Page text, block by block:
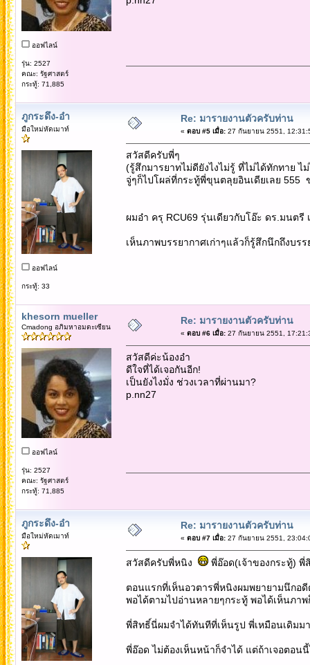
ออฟไลน์
รุ่น: 2527
คณะ: รัฐศาสตร์
กระทู้: 71,885
ภูกระดึง-อ๋า
มือใหม่หัดเมาท์
ออฟไลน์
กระทู้: 33
Re: มารายงานตัวครับท่าน
« ตอบ #5 เมื่อ:27 กันยายน 2551,
สวัสดีครับพี่ๆ
(รู้สึกมารยาทไม่ดียังไงไม่รู้ ที่ไม่ได้ทักทาย ไ
จู่ๆก็ไปโผล่ที่กระทู้พี่ขุนตลุยอินเดียเลย 555
ผมอ๋า ครุ RCU69 รุ่นเดียวกับโอ๊ะ ดร.มนต
เห็นภาพบรรยากาศเก่าๆแล้วก็รู้สึกนึกถึงบร
khesorn mueller
Cmadong อภิมหาอมตะเซียน
ออฟไลน์
รุ่น: 2527
คณะ: รัฐศาสตร์
กระทู้: 71,885
Re: มารายงานตัวครับท่าน
« ตอบ #6 เมื่อ:27 กันยายน 2551,
สวัสดีค่ะน้องอ๋า
ดีใจที่ได้เจอกันอีก!
เป็นยังไงมั่ง ช่วงเวลาที่ผ่านมา?
p.nn27
ภูกระดึง-อ๋า
มือใหม่หัดเมาท์
Re: มารายงานตัวครับท่าน
« ตอบ #7 เมื่อ:27 กันยายน 2551,
สวัสดีครับพี่หนิง พี่อ๊อด(เจ้าของกระทู้) พี่
ตอนแรกที่เห็นอวตารพี่หนิงผมพยายามนึกอ
พอได้ตามไปอ่านหลายๆกระทู้ พอได้เห็นภาพ
พี่สิทธิ์นี่ผมจำได้ทันทีที่เห็นรูป พี่เหมือนเดิมม
พี่อ๊อด ไม่ต้องเห็นหน้าก็จำได้ แต่ถ้าเจอตอน